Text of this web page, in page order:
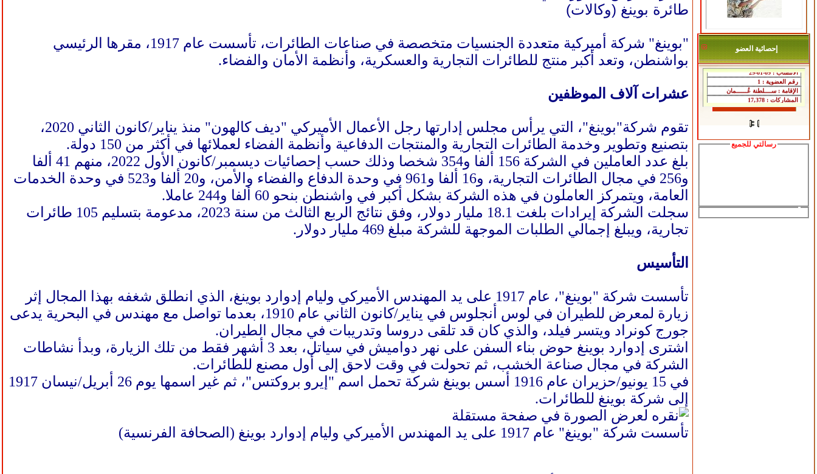
إحصائية العضو
رسالتي للجميع
طائرة بوينغ (وكالات)
"بوينغ" شركة أميركية متعددة الجنسيات متخصصة في صناعات الطائرات، تأسست عام 1917، مقرها الرئيسي
بواشنطن، وتعد أكبر منتج للطائرات التجارية والعسكرية، وأنظمة الأمان والفضاء.
عشرات آلاف الموظفين
تقوم شركة"بوينغ"، التي يرأس مجلس إدارتها رجل الأعمال الأميركي "ديف كالهون" منذ يناير/كانون الثاني 2020،
بتصنيع وتطوير وخدمة الطائرات التجارية والمنتجات الدفاعية وأنظمة الفضاء لعملائها في أكثر من 150 دولة.
بلغ عدد العاملين في الشركة 156 ألفا و354 شخصا وذلك حسب إحصائيات ديسمبر/كانون الأول 2022، منهم 41 ألفا
و256 في مجال الطائرات التجارية، و16 ألفا و961 في وحدة الدفاع والفضاء والأمن، و20 ألفا و523 في وحدة الخدمات
العامة، ويتمركز العاملون في هذه الشركة بشكل أكبر في واشنطن بنحو 60 ألفا و244 عاملا.
سجلت الشركة إيرادات بلغت 18.1 مليار دولار، وفق نتائج الربع الثالث من سنة 2023، مدعومة بتسليم 105 طائرات
تجارية، ويبلغ إجمالي الطلبات الموجهة للشركة مبلغ 469 مليار دولار.
التأسيس
تأسست شركة "بوينغ"، عام 1917 على يد المهندس الأميركي وليام إدوارد بوينغ، الذي انطلق شغفه بهذا المجال إثر
زيارة لمعرض للطيران في لوس أنجلوس في يناير/كانون الثاني عام 1910، بعدما تواصل مع مهندس في البحرية يدعى
جورج كونراد ويتسر فيلد، والذي كان قد تلقى دروسا وتدريبات في مجال الطيران.
اشترى إدوارد بوينغ حوض بناء السفن على نهر دواميش في سياتل، بعد 3 أشهر فقط من تلك الزيارة، وبدأ نشاطات
الشركة في مجال صناعة الخشب، ثم تحولت في وقت لاحق إلى أول مصنع للطائرات.
في 15 يونيو/حزيران عام 1916 أسس بوينغ شركة تحمل اسم "إيرو بروكتس"، ثم غير اسمها يوم 26 أبريل/نيسان 1917
إلى شركة بوينغ للطائرات.
تأسست شركة "بوينغ" عام 1917 على يد المهندس الأميركي وليام إدوارد بوينغ (الصحافة الفرنسية)